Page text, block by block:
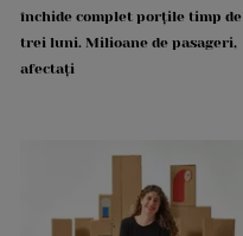
închide complet porțile timp de
trei luni. Milioane de pasageri,
afectați